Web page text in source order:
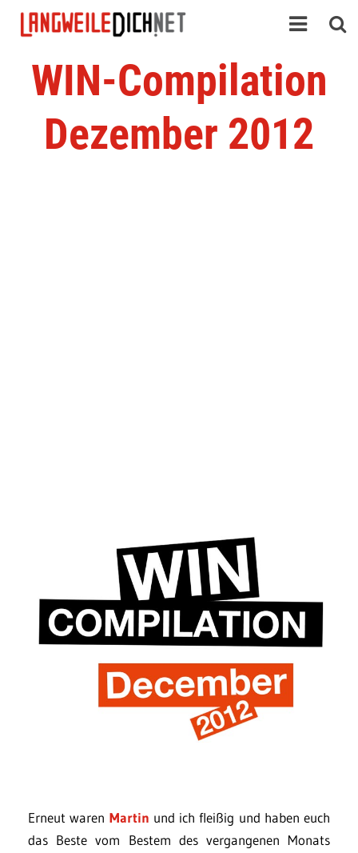
WIN-Compilation
Dezember 2012
Erneut waren Martin und ich fleißig und haben euch
das Beste vom Bestem des vergangenen Monats